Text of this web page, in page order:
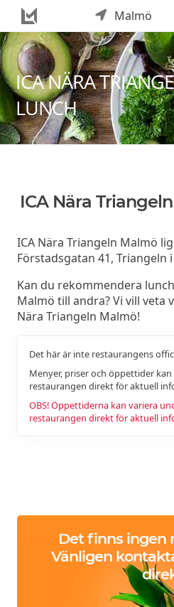
Malmö
ICA NÄRA
LUNCH
ICA Nära
ICA Nära Triangeln Malmö
Förstadsgatan 41, Triangeln
Kan du rekommendera
Malmö till andra? Vi vill veta
Nära Triangeln Malmö!
Det här är inte restaurangens
Menyer, priser och öppettider
restaurangen direkt för aktuell
OBS! Öppettiderna kan variera
restaurangen direkt för aktuell
Det finns ingen
Vänligen